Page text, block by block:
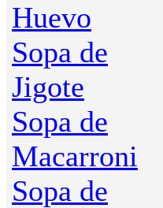
Huevo
Sopa de
Jigote
Sopa de
Macarroni
Sopa de